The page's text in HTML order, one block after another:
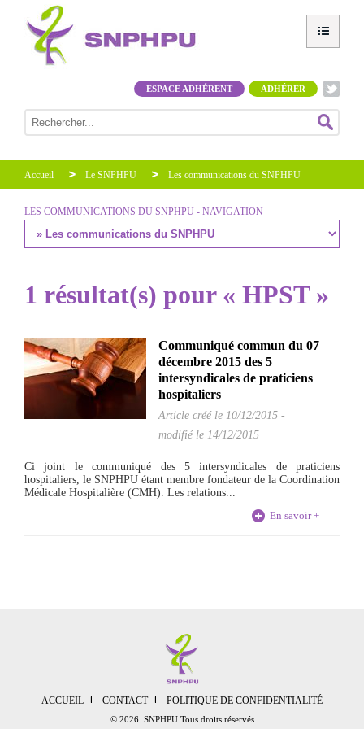
ADHÉRER
ESPACE ADHÉRENT
Accueil Le SNPHPU Les communications du SNPHPU
LES COMMUNICATIONS DU SNPHPU - NAVIGATION
1 résultat(s) pour « HPST »
Communiqué commun du 07
décembre 2015 des 5
intersyndicales de praticiens
hospitaliers
Article créé le 10/12/2015 -
modifié le 14/12/2015
Ci joint le communiqué des 5 intersyndicales de praticiens
hospitaliers, le SNPHPU étant membre fondateur de la Coordination
Médicale Hospitalière (CMH). Les relations...
En savoir +
ACCUEIL CONTACT POLITIQUE DE CONFIDENTIALITÉ
© 2026 SNPHPU Tous droits réservés